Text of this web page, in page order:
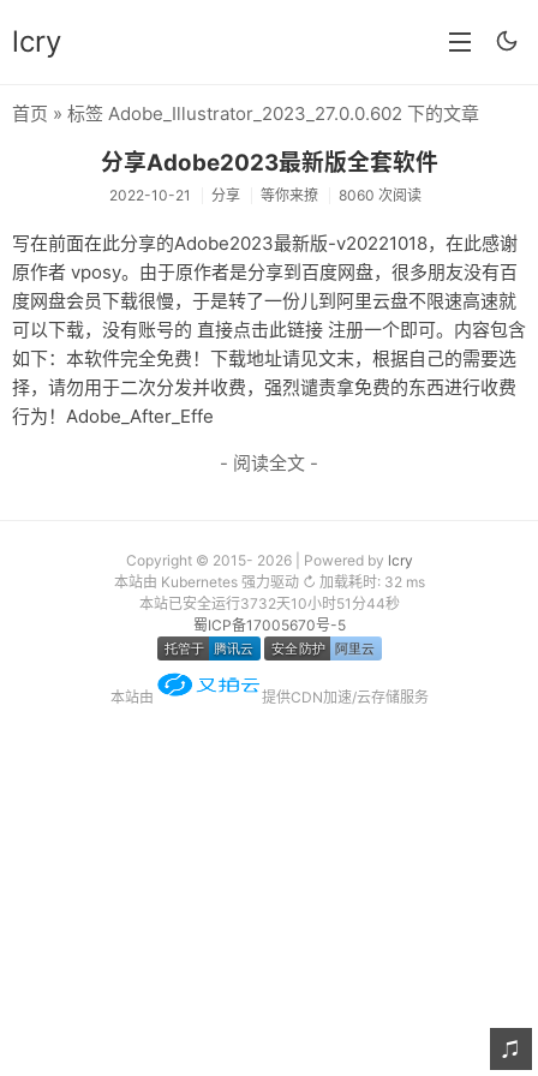
lcry
分类
分享
技术
教程
生活
归档
友链
关于
首页 » 标签 Adobe_Illustrator_2023_27.0.0.602 下的文章
分享Adobe2023最新版全套软件
2022-10-21 分享 等你来撩 8060 次阅读
写在前面在此分享的Adobe2023最新版-v20221018，在此感谢
原作者 vposy。由于原作者是分享到百度网盘，很多朋友没有百
度网盘会员下载很慢，于是转了一份儿到阿里云盘不限速高速就
可以下载，没有账号的 直接点击此链接 注册一个即可。内容包含
如下：本软件完全免费！下载地址请见文末，根据自己的需要选
择，请勿用于二次分发并收费，强烈谴责拿免费的东西进行收费
行为！Adobe_After_Effe
- 阅读全文 -
Copyright © 2015- 2026 | Powered by lcry
本站由 Kubernetes 强力驱动 ↻ 加载耗时: 32 ms
本站已安全运行3732天10小时51分45秒
蜀ICP备17005670号-5
本站由 提供CDN加速/云存储服务